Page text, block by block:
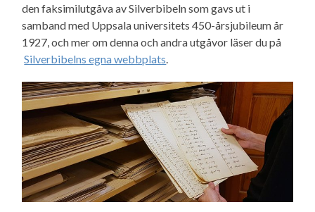
den faksimilutgåva av Silverbibeln som gavs ut i
samband med Uppsala universitets 450-årsjubileum år
1927, och mer om denna och andra utgåvor läser du på
Silverbibelns egna webbplats